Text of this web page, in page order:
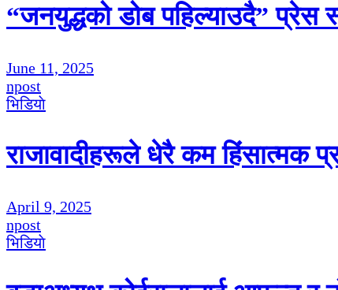
“जनयुद्धको डोब पहिल्याउदै” प्रेस
June 11, 2025
npost
भिडियाे
राजावादीहरूले धेरै कम हिंसात्मक
April 9, 2025
npost
भिडियाे